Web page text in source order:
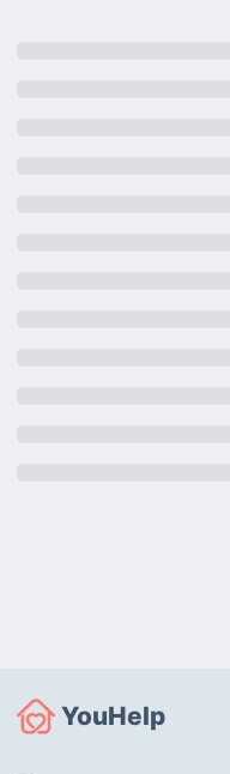
YouHelp